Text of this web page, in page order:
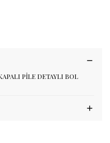
PİLE DETAYLI BOL